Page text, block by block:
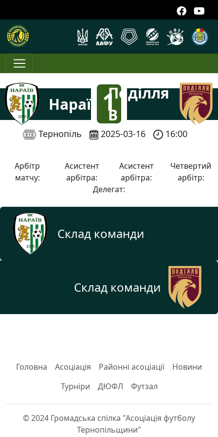
Нараїв
1
:
Поділля
В
Тернопіль 2025-03-16 16:00
Арбітр
матчу:
Асистент
арбітра:
Асистент
арбітра:
Четвертий
арбітр:
Делегат:
Склад команди
Склад команди
Головна Асоціація Районні асоціації
Новини
Турніри
ДЮФЛ Футзал
© 2024 Громадська спілка "Асоціація футболу
Тернопільщини"